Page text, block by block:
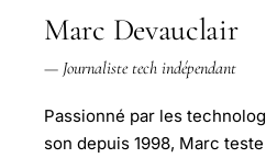
Marc Devauclair
— Journaliste tech indépendant
Passionné par les
son depuis 1998, Marc